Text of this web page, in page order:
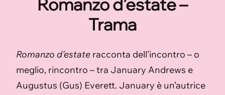
Romanzo d’estate –
Trama
Romanzo d’estate racconta dell’incontro – o
meglio, rincontro – tra January Andrews e
Augustus (Gus) Everett. January è un’autrice